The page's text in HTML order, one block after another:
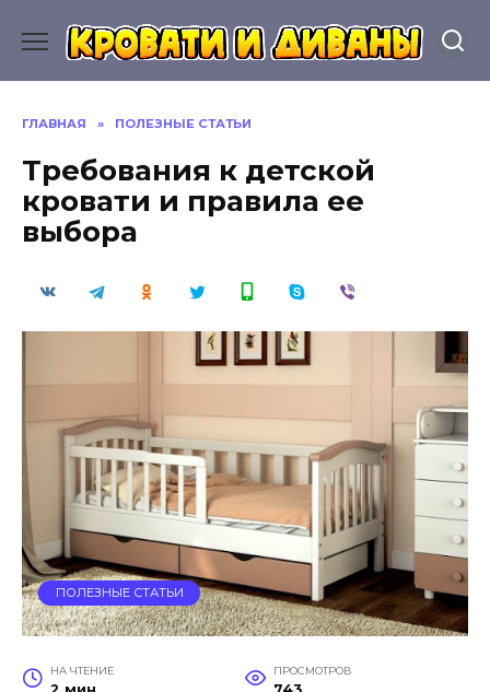
содержанию
ГЛАВНАЯ » ПОЛЕЗНЫЕ СТАТЬИ
Требования к детской
кровати и правила ее
выбора
ПОЛЕЗНЫЕ СТАТЬИ
НА ЧТЕНИЕ ПРОСМОТРОВ